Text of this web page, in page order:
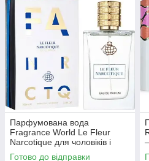
Парфумована вода
Fragrance World Le Fleur
Narcotique для чоловіків і
жінок edp 100 ml
Готово до відправки